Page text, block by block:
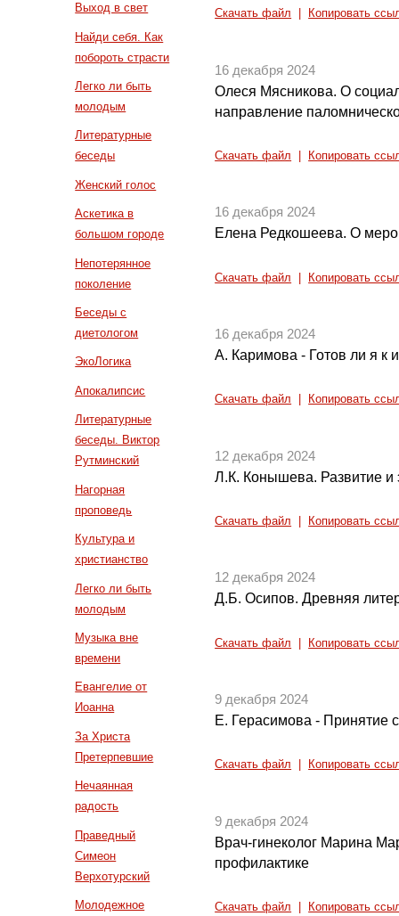
Выход в свет
Найди себя. Как
побороть страсти
Легко ли быть
молодым
Литературные
беседы
Женский голос
Аскетика в
большом городе
Непотерянное
поколение
Беседы с
диетологом
ЭкоЛогика
Апокалипсис
Литературные
беседы. Виктор
Рутминский
Нагорная
проповедь
Культура и
христианство
Легко ли быть
молодым
Музыка вне
времени
Евангелие от
Иоанна
За Христа
Претерпевшие
Нечаянная
радость
Праведный
Симеон
Верхотурский
Молодежное
Скачать файл Копировать
16 декабря 2024
Олеся Мясникова. О
направление
Скачать файл Копировать
16 декабря 2024
Елена Редкошеева. О
Скачать файл Копировать
16 декабря 2024
А. Каримова - Готов ли я к
Скачать файл Копировать
12 декабря 2024
Л.К. Конышева. Развитие и
Скачать файл Копировать
12 декабря 2024
Д.Б. Осипов. Древняя
Скачать файл Копировать
9 декабря 2024
Е. Герасимова - Принятие
Скачать файл Копировать
9 декабря 2024
Врач-гинеколог Марина
профилактике
Скачать файл Копировать